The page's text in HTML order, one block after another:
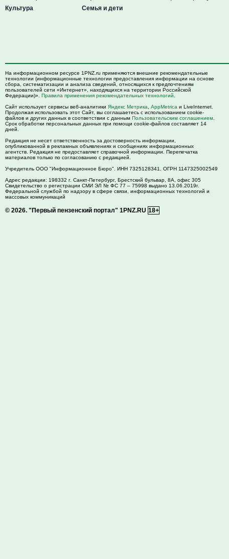
Культура
Семья и дети
На информационном ресурсе 1PNZ.ru применяются внешние рекомендательные
технологии (информационные технологии предоставления информации на основе
сбора, систематизации и анализа сведений, относящихся к предпочтениям
пользователей сети «Интернет», находящихся на территории Российской
Федерации)». Правила применения рекомендательных технологий
Сайт использует сервисы веб-аналитики Яндекс Метрика AppMetrica и LiveInternet.
Продолжая использовать этот Сайт, вы соглашаетесь с использованием cookie-
файлов и других данных в соответствии с данным Пользовательским соглашением
Срок обработки персональных данных при помощи cookie-файлов составляет 14
дней.
Редакция не несет ответственность за достоверность информации,
опубликованной в рекламных объявлениях и сообщениях информационных
агентств. Редакция не предоставляет справочной информации. Перепечатка
материалов только по согласованию с редакцией.
Учредитель ООО "Информационное Бюро". ИНН 7325128341, ОГРН 1147325002549
Адрес редакции: 198332 г. Санкт-Петербург, Брестский бульвар, 8А, офис 305
Свидетельство о регистрации СМИ ЭЛ № ФС 77 – 75998 выдано 13.06.2019г.
Федеральной службой по надзору в сфере связи, информационных технологий и
массовых коммуникаций
© 2026. "Первый пензенский портал" 1PNZ.RU 18+